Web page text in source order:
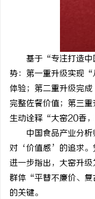
基于“专注打造中
势：第一重升级实现
体验；第二重升级完
完整佐餐价值；第三
生动诠释“大窑20香
中国食品产业分
对‘价值感’的追求。
进一步指出，大窑升
群体“平替不廉价、复
的关键。